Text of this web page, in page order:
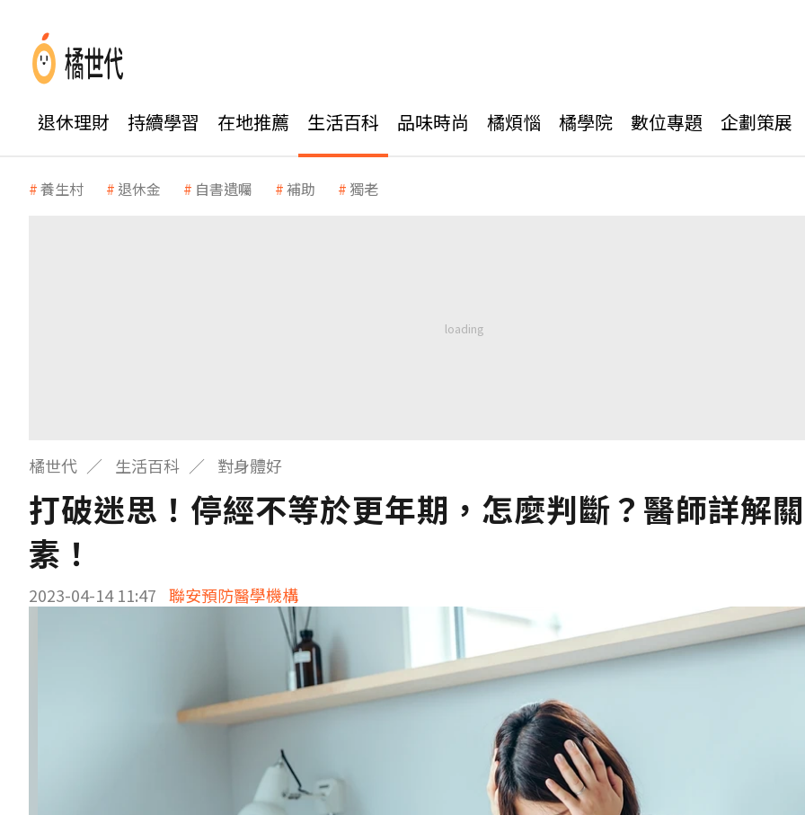
退休理財 持續學習 在地推薦 生活百科 品味時尚 橘煩惱 橘學院 數位專題 企劃策展
養生村 退休金 自書遺囑 補助 獨老
橘世代 生活百科 對身體好
打破迷思！停經不等於更年期，怎麼判斷？醫師詳解
素！
2023-04-14 11:47 聯安預防醫學機構